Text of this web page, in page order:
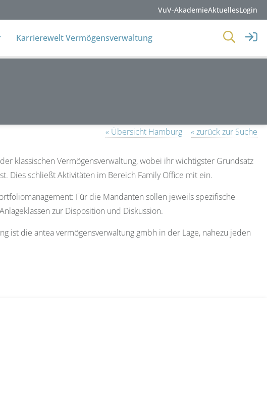
VuV-AkademieAktuellesLogin
Karrierewelt Vermögensverwaltung
« Übersicht Hamburg « zurück zur Suche
klassischen Vermögensverwaltung, wobei ihr wichtigster Grundsatz
Dies schließt Aktivitäten im Bereich Family Office mit ein.
Für die Mandanten sollen jeweils spezifische
zur Disposition und Diskussion.
ist die antea vermögensverwaltung gmbh in der Lage, nahezu jeden